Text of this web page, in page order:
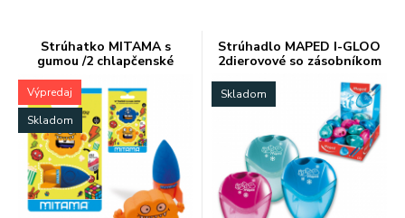
Strúhatko MITAMA s
gumou /2 chlapčenské
Výpredaj
Skladom
Strúhadlo MAPED I-GLOO
2dierovové so zásobníkom
Skladom